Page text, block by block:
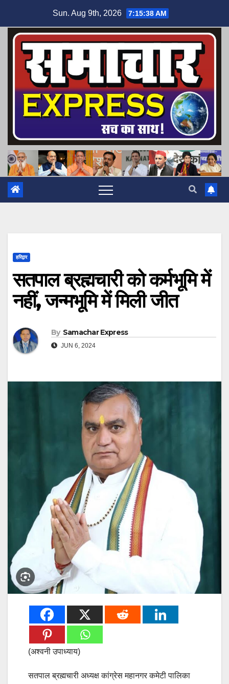
content
Sun. Aug 9th, 2026 7:15:39 AM
हरिद्वार
सतपाल ब्रह्मचारी को कर्मभूमि में
नहीं, जन्मभूमि में मिली जीत
By Samachar Express
JUN 6, 2024
(अश्वनी उपाध्याय)
सतपाल ब्रह्मचारी अध्यक्ष कांग्रेस महानगर कमेटी पालिका